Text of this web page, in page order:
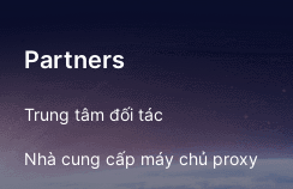
Partners
Trung tâm đối tác
Nhà cung cấp máy chủ proxy